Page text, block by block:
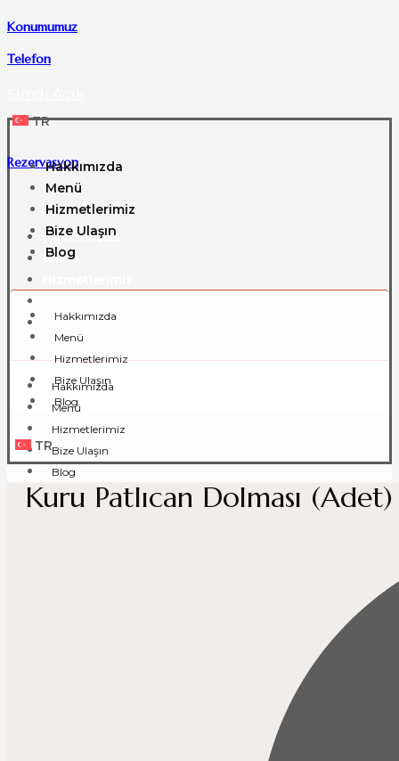
Konumumuz
Telefon
TR
Rezervasyon
Hakkımızda
Menü
Blog
Hakkımızda
Menü
Hizmetlerimiz
Bize Ulaşın
Blog
Hakkımızda
Menü
Hizmetlerimiz
Bize Ulaşın
Blog
Hakkımızda
Menü
Hizmetlerimiz
Bize Ulaşın
Blog
TR
Kuru Patlıcan Dolması (Adet)